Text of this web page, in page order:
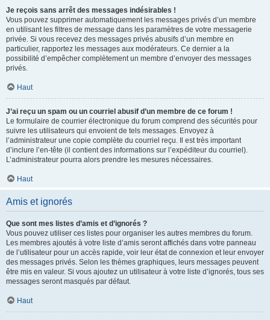
Je reçois sans arrêt des messages indésirables !
Vous pouvez supprimer automatiquement les messages privés d’un membre
en utilisant les filtres de message dans les paramètres de votre messagerie
privée. Si vous recevez des messages privés abusifs d’un membre en
particulier, rapportez les messages aux modérateurs. Ce dernier a la
possibilité d’empêcher complètement un membre d’envoyer des messages
privés.
Haut
J’ai reçu un spam ou un courriel abusif d’un membre de ce forum !
Le formulaire de courrier électronique du forum comprend des sécurités pour
suivre les utilisateurs qui envoient de tels messages. Envoyez à
l’administrateur une copie complète du courriel reçu. Il est très important
d’inclure l’en-tête (il contient des informations sur l’expéditeur du courriel).
L’administrateur pourra alors prendre les mesures nécessaires.
Haut
Amis et ignorés
Que sont mes listes d’amis et d’ignorés ?
Vous pouvez utiliser ces listes pour organiser les autres membres du forum.
Les membres ajoutés à votre liste d’amis seront affichés dans votre panneau
de l’utilisateur pour un accès rapide, voir leur état de connexion et leur envoyer
des messages privés. Selon les thèmes graphiques, leurs messages peuvent
être mis en valeur. Si vous ajoutez un utilisateur à votre liste d’ignorés, tous ses
messages seront masqués par défaut.
Haut